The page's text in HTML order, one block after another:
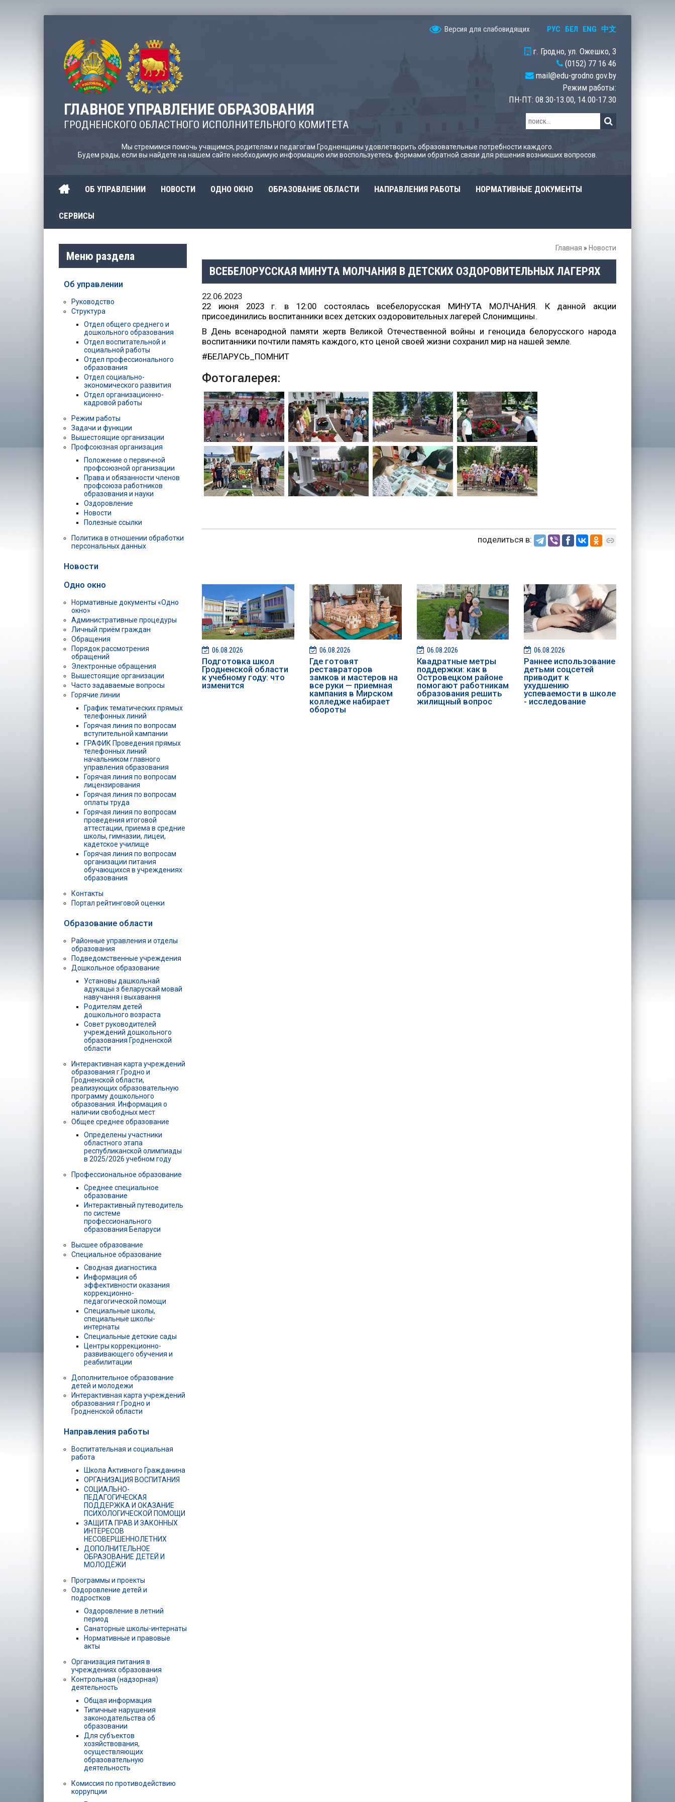
Версия для слабовидящих РУС БЕЛ ENG 中文
ГЛАВНОЕ УПРАВЛЕНИЕ ОБРАЗОВАНИЯ
ГРОДНЕНСКОГО ОБЛАСТНОГО ИСПОЛНИТЕЛЬНОГО КОМИТЕТА
г. Гродно, ул. Ожешко, 3
(0152) 77 16 46
mail@edu-grodno.gov.by
Режим работы:
ПН-ПТ: 08.30-13.00, 14.00-17.30
Мы стремимся помочь учащимся, родителям и педагогам Гродненщины удовлетворить образовательные потребности каждого.
Будем рады, если вы найдете на нашем сайте необходимую информацию или воспользуетесь формами обратной связи для решения возникших вопросов.
ОБ УПРАВЛЕНИИ НОВОСТИ ОДНО ОКНО ОБРАЗОВАНИЕ ОБЛАСТИ НАПРАВЛЕНИЯ РАБОТЫ НОРМАТИВНЫЕ ДОКУМЕНТЫ
СЕРВИСЫ
Главная » Новости
ВСЕБЕЛОРУССКАЯ МИНУТА МОЛЧАНИЯ В ДЕТСКИХ ОЗДОРОВИТЕЛЬНЫХ ЛАГЕРЯХ
22.06.2023
22 июня 2023 г. в 12:00 состоялась всебелорусская МИНУТА МОЛЧАНИЯ. К данной акции
присоединились воспитанники всех детских оздоровительных лагерей Слонимщины.
В День всенародной памяти жертв Великой Отечественной войны и геноцида белорусского народа
воспитанники почтили память каждого, кто ценой своей жизни сохранил мир на нашей земле.
#БЕЛАРУСЬ_ПОМНИТ
Фотогалерея:
поделиться в:
06.08.2026
Подготовка школ
Гродненской области
к учебному году: что
изменится
06.08.2026
Где готовят
реставраторов
замков и мастеров на
все руки — приемная
кампания в Мирском
колледже набирает
обороты
06.08.2026
Квадратные метры
поддержки: как в
Островецком районе
помогают работникам
образования решить
жилищный вопрос
06.08.2026
Раннее использование
детьми соцсетей
приводит к
ухудшению
успеваемости в школе
- исследование
Меню раздела
Об управлении
Руководство
Структура
Отдел общего среднего и
дошкольного образования
Отдел воспитательной и
социальной работы
Отдел профессионального
образования
Отдел социально-
экономического развития
Отдел организационно-
кадровой работы
Режим работы
Задачи и функции
Вышестоящие организации
Профсоюзная организация
Положение о первичной
профсоюзной организации
Права и обязанности членов
профсоюза работников
образования и науки
Оздоровление
Новости
Полезные ссылки
Политика в отношении обработки
персональных данных
Новости
Одно окно
Нормативные документы «Одно
окно»
Административные процедуры
Личный приём граждан
Обращения
Порядок рассмотрения
обращений
Электронные обращения
Вышестоящие организации
Часто задаваемые вопросы
Горячие линии
График тематических прямых
телефонных линий
Горячая линия по вопросам
вступительной кампании
ГРАФИК Проведения прямых
телефонных линий
начальником главного
управления образования
Горячая линия по вопросам
лицензирования
Горячая линия по вопросам
оплаты труда
Горячая линия по вопросам
проведения итоговой
аттестации, приема в средние
школы, гимназии, лицеи,
кадетское училище
Горячая линия по вопросам
организации питания
обучающихся в учреждениях
образования
Контакты
Портал рейтинговой оценки
Образование области
Районные управления и отделы
образования
Подведомственные учреждения
Дошкольное образование
Установы дашкольнай
адукацыі з беларускай мовай
навучання і выхавання
Родителям детей
дошкольного возраста
Совет руководителей
учреждений дошкольного
образования Гродненской
области
Интерактивная карта учреждений
образования г.Гродно и
Гродненской области,
реализующих образовательную
программу дошкольного
образования. Информация о
наличии свободных мест
Общее среднее образование
Определены участники
областного этапа
республиканской олимпиады
в 2025/2026 учебном году
Профессиональное образование
Среднее специальное
образование
Интерактивный путеводитель
по системе
профессионального
образования Беларуси
Высшее образование
Специальное образование
Сводная диагностика
Информация об
эффективности оказания
коррекционно-
педагогической помощи
Специальные школы,
специальные школы-
интернаты
Специальные детские сады
Центры коррекционно-
развивающего обучения и
реабилитации
Дополнительное образование
детей и молодежи
Интерактивная карта учреждений
образования г.Гродно и
Гродненской области
Направления работы
Воспитательная и социальная
работа
Школа Активного Гражданина
ОРГАНИЗАЦИЯ ВОСПИТАНИЯ
СОЦИАЛЬНО-
ПЕДАГОГИЧЕСКАЯ
ПОДДЕРЖКА И ОКАЗАНИЕ
ПСИХОЛОГИЧЕСКОЙ ПОМОЩИ
ЗАЩИТА ПРАВ И ЗАКОННЫХ
ИНТЕРЕСОВ
НЕСОВЕРШЕННОЛЕТНИХ
ДОПОЛНИТЕЛЬНОЕ
ОБРАЗОВАНИЕ ДЕТЕЙ И
МОЛОДЁЖИ
Программы и проекты
Оздоровление детей и
подростков
Оздоровление в летний
период
Санаторные школы-интернаты
Нормативные и правовые
акты
Организация питания в
учреждениях образования
Контрольная (надзорная)
деятельность
Общая информация
Типичные нарушения
законодательства об
образовании
Для субъектов
хозяйствования,
осуществляющих
образовательную
деятельность
Комиссия по противодействию
коррупции